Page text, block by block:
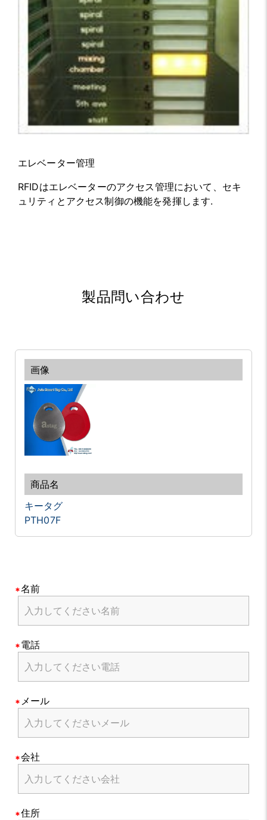
エレベーター管理
RFIDはエレベーターのアクセス管理において、セキ
ュリティとアクセス制御の機能を発揮します.
製品問い合わせ
キータグ
PTH07F
名前
電話
メール
会社
住所